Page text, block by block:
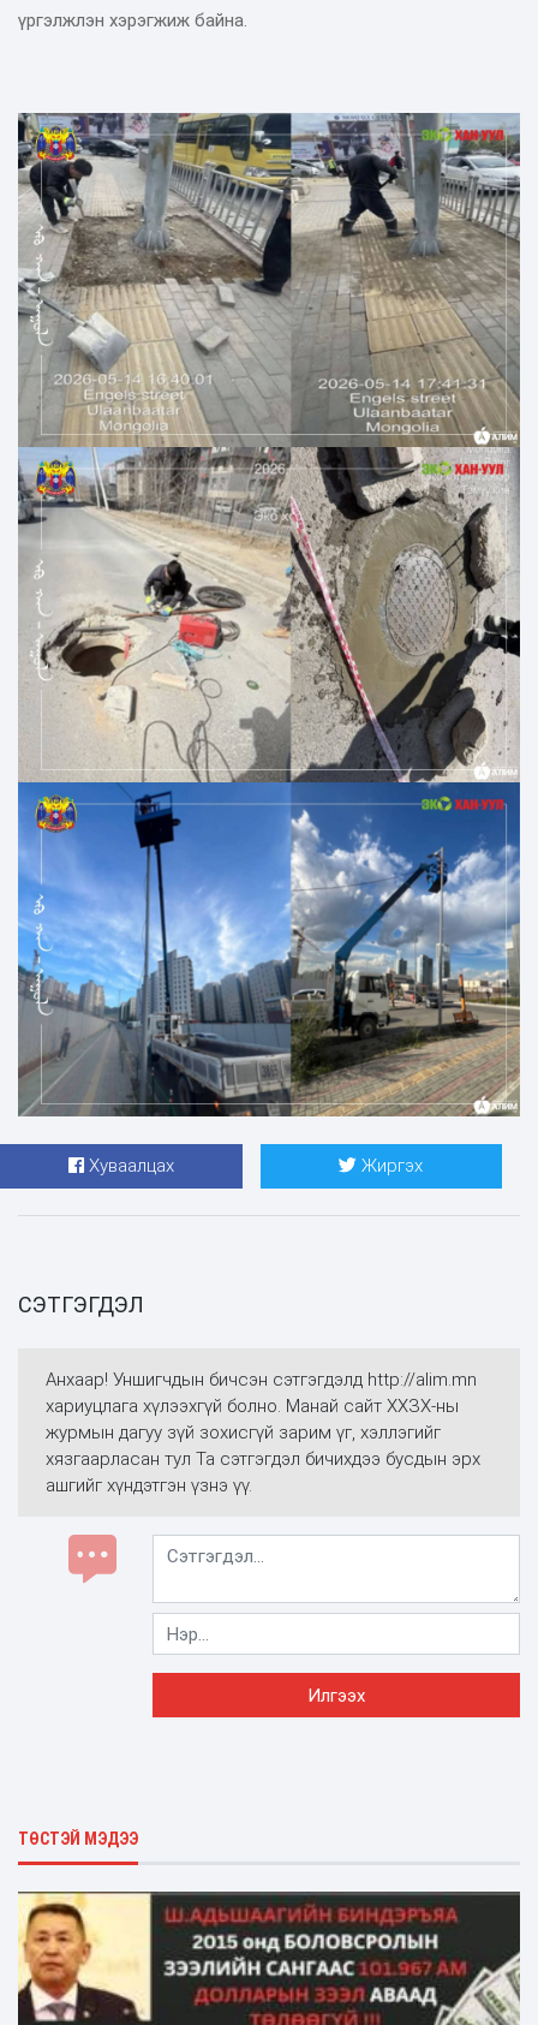
үргэлжлэн хэрэгжиж байна.
Хуваалцах Жиргэх
СЭТГЭГДЭЛ
Анхаар! Уншигчдын бичсэн сэтгэгдэлд http://alim.mn
хариуцлага хүлээхгүй болно. Манай сайт ХХЗХ-ны
журмын дагуу зүй зохисгүй зарим үг, хэллэгийг
хязгаарласан тул Та сэтгэгдэл бичихдээ бусдын эрх
ашгийг хүндэтгэн үзнэ үү.
ТӨСТЭЙ МЭДЭЭ